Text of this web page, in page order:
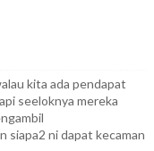
kita ada pendapat
seeloknya mereka
siapa2 ni dapat kecaman